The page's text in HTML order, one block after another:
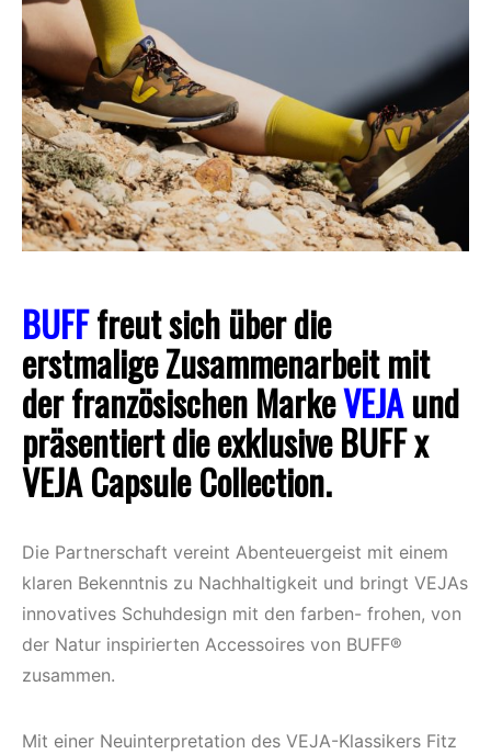
BUFFfreut sich über die
erstmalige Zusammenarbeit mit
der französischen MarkeVEJAund
präsentiert die exklusive BUFF x
VEJA Capsule Collection.
Die Partnerschaft vereint Abenteuergeist mit einem
klaren Bekenntnis zu Nachhaltigkeit und bringt VEJAs
innovatives Schuhdesign mit den farben- frohen, von
der Natur inspirierten Accessoires von BUFF®
zusammen.
Mit einer Neuinterpretation des VEJA-Klassikers Fitz